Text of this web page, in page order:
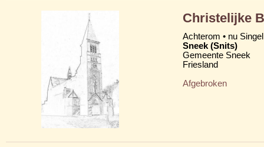
Christelijke
Achterom • nu Singel
Sneek (Snits)
Gemeente Sneek
Friesland
Afgebroken